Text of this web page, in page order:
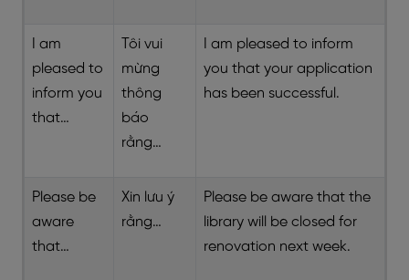
I am
pleased to
inform you
that…
Tôi vui
mừng
thông
báo
rằng…
I am pleased to inform
you that your application
has been successful.
Please be
aware
that…
Xin lưu ý
rằng…
Please be aware that the
library will be closed for
renovation next week.